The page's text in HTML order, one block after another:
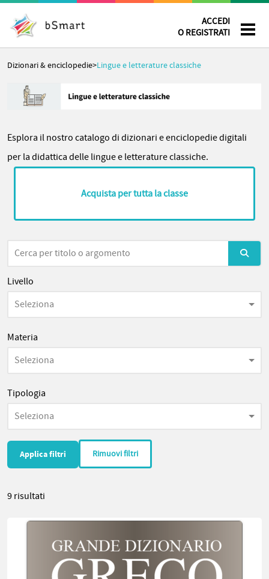
ACCEDI
O REGISTRATI
Dizionari & enciclopedie>Lingue e letterature classiche
Esplora il nostro catalogo di dizionari e enciclopedie digitali
per la didattica delle lingue e letterature classiche.
Acquista per tutta la classe
Livello
Seleziona
Materia
Seleziona
Tipologia
Seleziona
Rimuovi filtri
9 risultati